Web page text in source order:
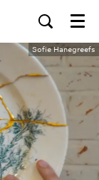
Menu
Sofie Hanegreefs